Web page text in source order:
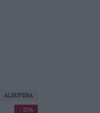
- 35%
ALBUFERA